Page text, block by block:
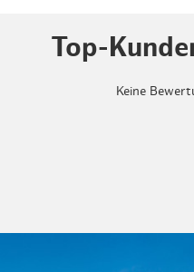
Top-
Keine